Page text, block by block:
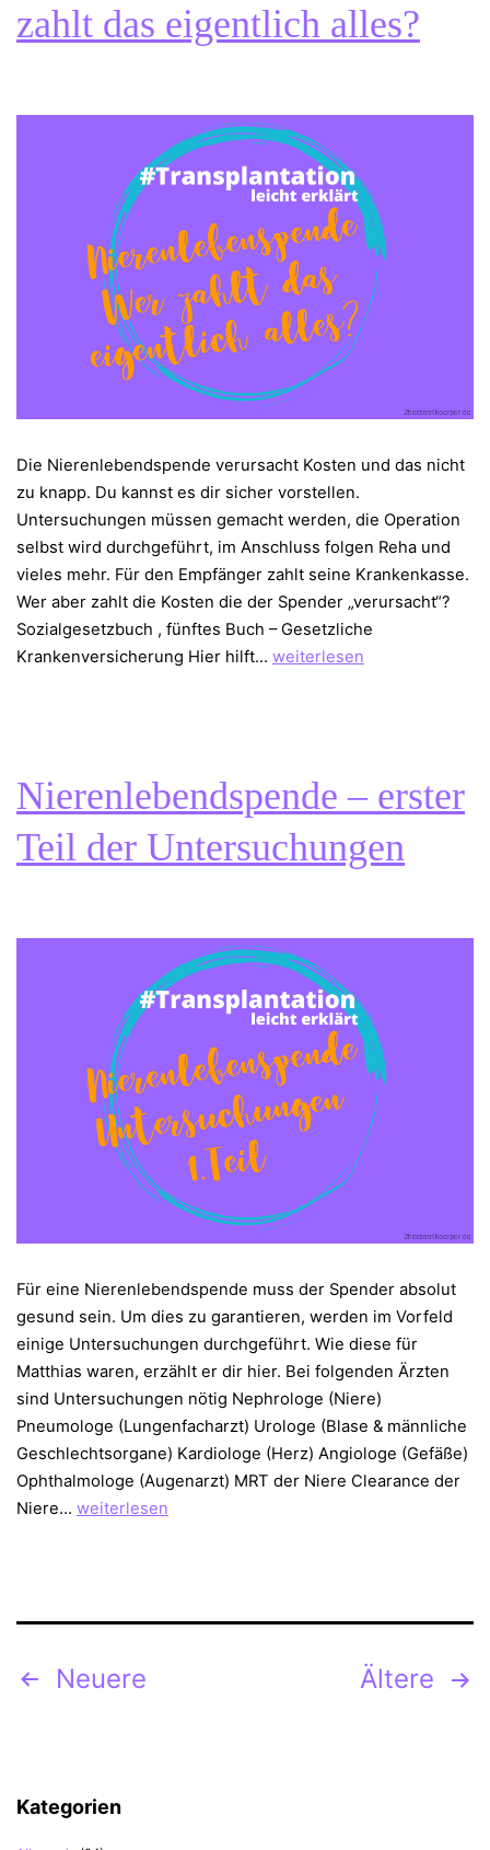
zahlt das eigentlich alles?
Die Nierenlebendspende verursacht Kosten und das nicht
zu knapp. Du kannst es dir sicher vorstellen.
Untersuchungen müssen gemacht werden, die Operation
selbst wird durchgeführt, im Anschluss folgen Reha und
vieles mehr. Für den Empfänger zahlt seine Krankenkasse.
Wer aber zahlt die Kosten die der Spender „verursacht“?
Sozialgesetzbuch , fünftes Buch – Gesetzliche
Krankenversicherung Hier hilft… Nierenlebendspende
eigentlich
alles?
weiterlesen
Nierenlebendspende – erster
Teil der Untersuchungen
Für eine Nierenlebendspende muss der Spender absolut
gesund sein. Um dies zu garantieren, werden im Vorfeld
einige Untersuchungen durchgeführt. Wie diese für
Matthias waren, erzählt er dir hier. Bei folgenden Ärzten
sind Untersuchungen nötig Nephrologe (Niere)
Pneumologe (Lungenfacharzt) Urologe (Blase & männliche
Geschlechtsorgane) Kardiologe (Herz) Angiologe (Gefäße)
Ophthalmologe (Augenarzt) MRT der Niere Clearance der
Niere… Nierenlebendspende
der
weiterlesen
Seitennummerierung
Neuere Ältere
Kategorien